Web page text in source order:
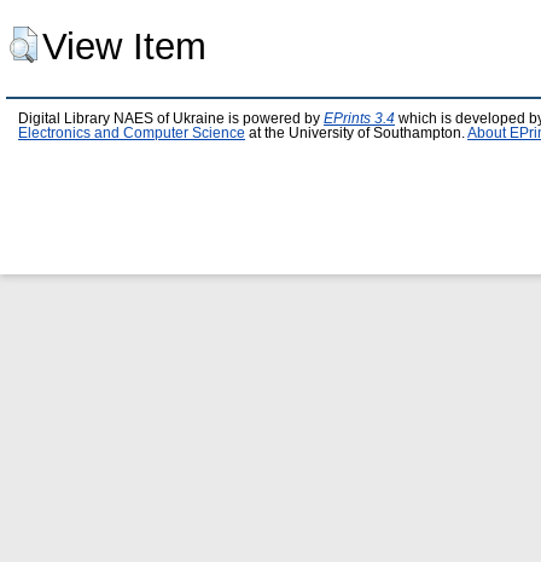
View Item
Digital Library NAES of Ukraine is powered by EPrints 3.4 which is developed
Electronics and Computer Science at the University of Southampton. About